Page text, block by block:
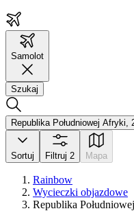
Samolot
Szukaj
Republika Południowej
Sortuj Filtruj 2 Mapa
Rainbow
Wycieczki objazdowe
Republika